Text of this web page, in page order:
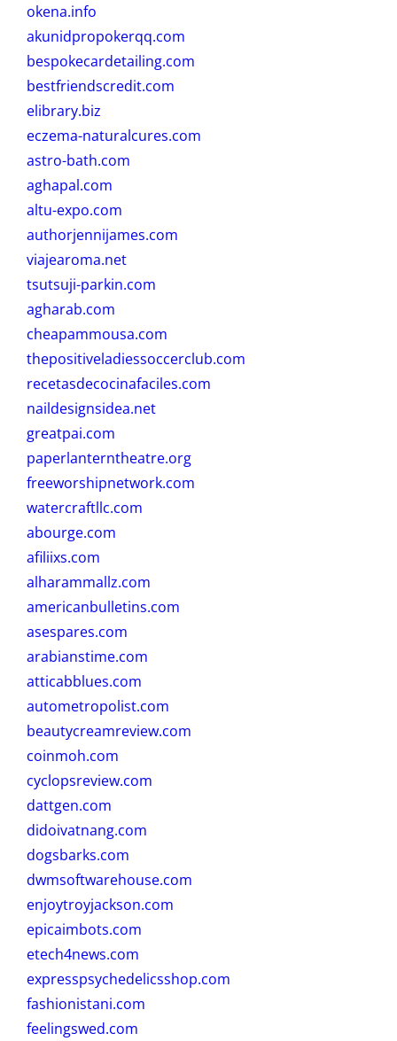
okena.info
akunidpropokerqq.com
bespokecardetailing.com
bestfriendscredit.com
elibrary.biz
eczema-naturalcures.com
astro-bath.com
aghapal.com
altu-expo.com
authorjennijames.com
viajearoma.net
tsutsuji-parkin.com
agharab.com
cheapammousa.com
thepositiveladiessoccerclub.com
recetasdecocinafaciles.com
naildesignsidea.net
greatpai.com
paperlanterntheatre.org
freeworshipnetwork.com
watercraftllc.com
abourge.com
afiliixs.com
alharammallz.com
americanbulletins.com
asespares.com
arabianstime.com
atticabblues.com
autometropolist.com
beautycreamreview.com
coinmoh.com
cyclopsreview.com
dattgen.com
didoivatnang.com
dogsbarks.com
dwmsoftwarehouse.com
enjoytroyjackson.com
epicaimbots.com
etech4news.com
expresspsychedelicsshop.com
fashionistani.com
feelingswed.com